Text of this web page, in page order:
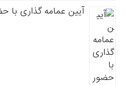
آیین عمامه گذاری با